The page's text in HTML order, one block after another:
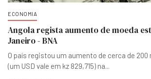
ECONOMIA
Angola regista aumento de moeda
Janeiro - BNA
O país registou um aumento de cerca de 200
(um USD vale em kz 829,715) na...